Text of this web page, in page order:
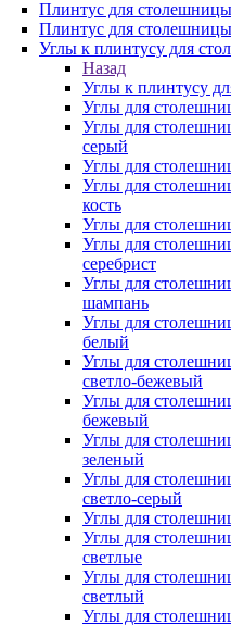
Плинтус для столешницы
Плинтус для
Углы к плинтусу для
Назад
Углы к плинтусу
Углы для
Углы для
серый
Углы для
Углы для
кость
Углы для
Углы для
серебрист
Углы для
шампань
Углы для
белый
Углы для
светло-бежевый
Углы для
бежевый
Углы для
зеленый
Углы для
светло-серый
Углы для
Углы для
светлые
Углы для
светлый
Углы для